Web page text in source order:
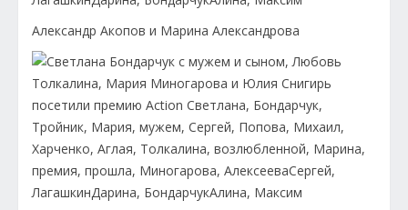
Александр Акопов и Марина Александрова